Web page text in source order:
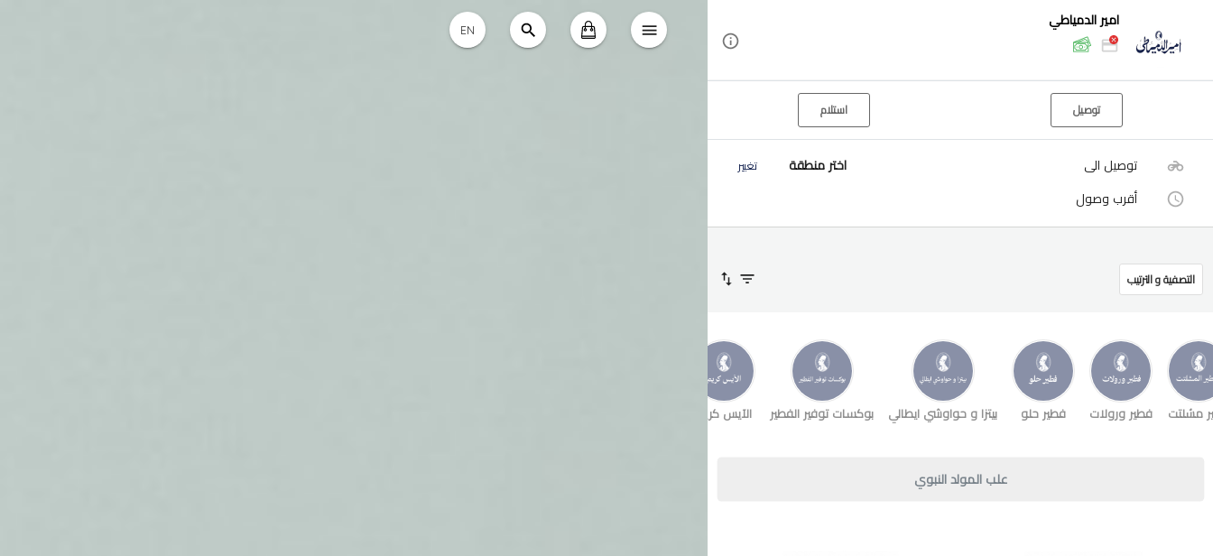
EN
امير الدمياطي
توصيل استلام
توصيل الى اختر منطقة تغيير
أقرب وصول
التصفية و الترتيب
مشلتت فطير ورولات فطير حلو بيتزا و حواوشي ايطالي بوكسات توفير الفطير الآيس كريم
علب المولد النبوي